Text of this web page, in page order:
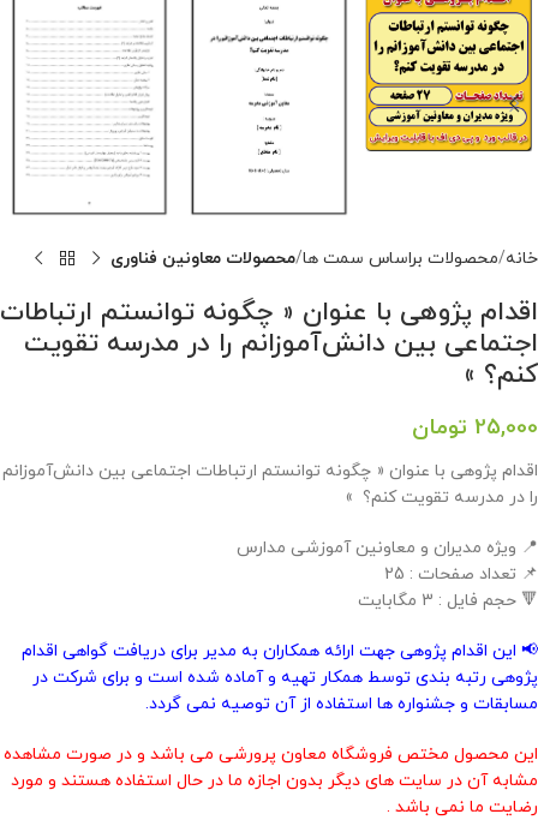
خانه محصولات براساس سمت ها محصولات معاونین فناوری
اقدام پژوهی با عنوان « چگونه توانستم ارتباطات
اجتماعی بین دانش‌آموزانم را در مدرسه تقویت
کنم؟ »
25,000 تومان
اقدام پژوهی با عنوان « چگونه توانستم ارتباطات اجتماعی بین دانش‌آموزانم
را در مدرسه تقویت کنم؟ »
📍 ویژه مدیران و معاونین آموزشی مدارس
📌 تعداد صفحات : 25
🔻 حجم فایل : 3 مگابایت
📢 این اقدام پژوهی جهت ارائه همکاران به مدیر برای دریافت گواهی اقدام
پژوهی رتبه بندی توسط همکار تهیه و آماده شده است و برای شرکت در
مسابقات و جشنواره ها استفاده از آن توصیه نمی گردد.
این محصول مختص فروشگاه معاون پرورشی می باشد و در صورت مشاهده
مشابه آن در سایت های دیگر بدون اجازه ما در حال استفاده هستند و مورد
رضایت ما نمی باشد .